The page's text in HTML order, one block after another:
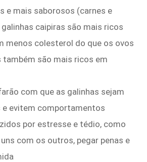
e mais saborosos (carnes e
caipiras são mais ricos
menos colesterol do que os ovos
também são mais ricos em
com que as galinhas sejam
e evitem comportamentos
por estresse e tédio, como
com os outros, pegar penas e